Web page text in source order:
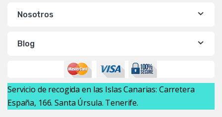
Nosotros
Blog
Servicio de recogida en las Islas Canarias: Carretera
España, 166. Santa Úrsula. Tenerife.